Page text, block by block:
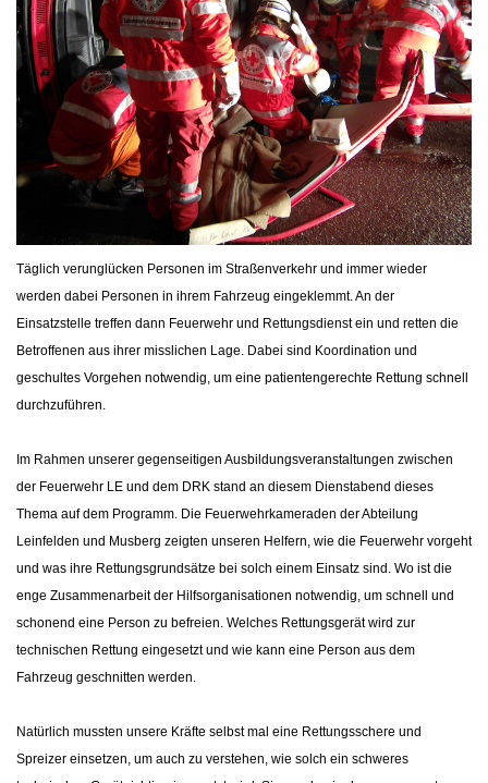
Täglich verunglücken Personen im Straßenverkehr und immer wieder
werden dabei Personen in ihrem Fahrzeug eingeklemmt. An der
Einsatzstelle treffen dann Feuerwehr und Rettungsdienst ein und retten die
Betroffenen aus ihrer misslichen Lage. Dabei sind Koordination und
geschultes Vorgehen notwendig, um eine patientengerechte Rettung schnell
durchzuführen.
Im Rahmen unserer gegenseitigen Ausbildungsveranstaltungen zwischen
der Feuerwehr LE und dem DRK stand an diesem Dienstabend dieses
Thema auf dem Programm. Die Feuerwehrkameraden der Abteilung
Leinfelden und Musberg zeigten unseren Helfern, wie die Feuerwehr vorgeht
und was ihre Rettungsgrundsätze bei solch einem Einsatz sind. Wo ist die
enge Zusammenarbeit der Hilfsorganisationen notwendig, um schnell und
schonend eine Person zu befreien. Welches Rettungsgerät wird zur
technischen Rettung eingesetzt und wie kann eine Person aus dem
Fahrzeug geschnitten werden.
Natürlich mussten unsere Kräfte selbst mal eine Rettungsschere und
Spreizer einsetzen, um auch zu verstehen, wie solch ein schweres